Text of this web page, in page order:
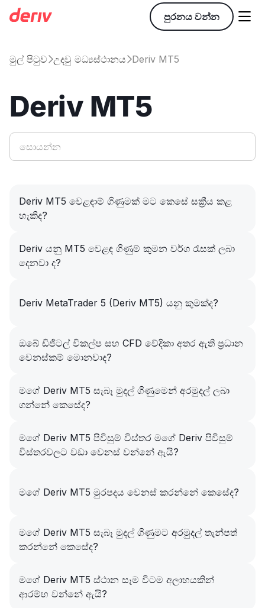
පුරනය වන්න 
මුල් පිටුව​උදවු මධ්‍යස්ථානයDeriv MT5
Deriv MT5
Deriv MT5 වෙළඳාම් ගිණුමක් මට කෙසේ සක්‍රීය කළ
හැකිද?
Deriv යනු MT5 වෙළඳ ගිණුම් කුමන වර්ග රැසක් ලබා
දෙනවා ද?
Deriv MetaTrader 5 (Deriv MT5) යනු කුමක්ද?
ඔබේ ඩිජිටල් විකල්ප සහ CFD වේදිකා අතර ඇති ප්‍රධාන
වෙනස්කම් මොනවාද?
මගේ Deriv MT5 සැබෑ මුදල් ගිණුමෙන් අරමුදල් ලබා
ගන්නේ කෙසේද?
මගේ Deriv MT5 පිවිසුම් විස්තර මගේ Deriv පිවිසුම්
විස්තරවලට වඩා වෙනස් වන්නේ ඇයි?
මගේ Deriv MT5 මුරපදය වෙනස් කරන්නේ කෙසේද?
මගේ Deriv MT5 සැබෑ මුදල් ගිණුමට අරමුදල් තැන්පත්
කරන්නේ කෙසේද?
මගේ Deriv MT5 ස්ථාන සෑම විටම අලාභයකින්
ආරම්භ වන්නේ ඇයි?